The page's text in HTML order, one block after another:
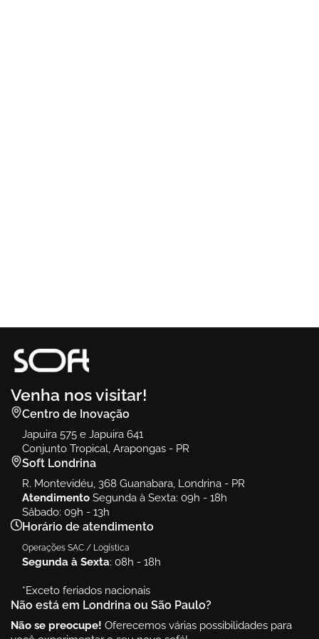
Venha nos visitar!
Centro de Inovação
Japuira 575 e Japuira 641
Conjunto Tropical, Arapongas - PR
Soft Londrina
R. Montevidéu, 368 Guanabara, Londrina - PR
Atendimento Segunda à Sexta: 09h - 18h
Sábado: 09h - 13h
Horário de atendimento
Operações SAC / Logística
Segunda à Sexta: 08h - 18h
*Exceto feriados nacionais
Não está em Londrina ou São Paulo?
Não se preocupe! Oferecemos várias possibilidades para